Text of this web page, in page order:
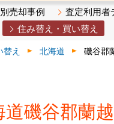
ライン講座 リビンマガ
売却事例 査定利用者
住み替え・買い替え
え 北海道 磯谷郡
道磯谷郡蘭